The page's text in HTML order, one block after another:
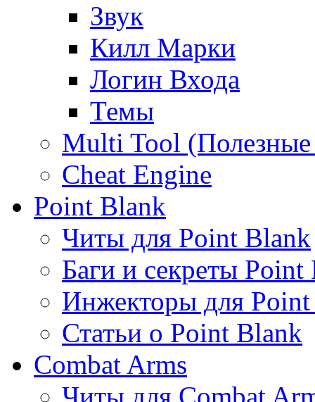
Звук
Килл Марки
Логин Входа
Темы
Multi Tool
Cheat Engine
Point Blank
Читы для Point Blank
Баги и секреты Point
Инжекторы для
Статьи о Point Blank
Combat Arms